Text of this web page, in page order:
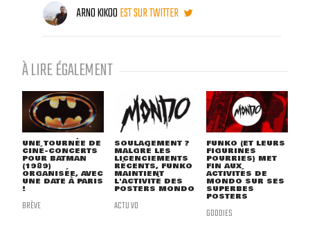
ARNO KIKOOEST SUR TWITTER
À LIRE ÉGALEMENT
UNE TOURNÉE DE
CINÉ-CONCERTS
POUR BATMAN
(1989)
ORGANISÉE, AVEC
UNE DATE À PARIS
!
BRÈVE
SOULAGEMENT ?
MALGRÉ LES
LICENCIEMENTS
RÉCENTS, FUNKO
MAINTIENT
L'ACTIVITÉ DES
POSTERS MONDO
ACTU VO
FUNKO (ET LEURS
FIGURINES
POURRIES) MET
FIN AUX
ACTIVITÉS DE
MONDO SUR SES
SUPERBES
POSTERS
GOODIES